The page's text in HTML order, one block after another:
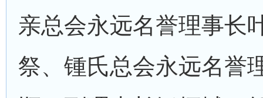
亲总会永远名誉理事长
祭、锺氏总会永远名誉